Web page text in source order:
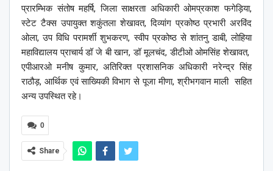
प्रारम्भिक संतोष महर्षि, जिला साक्षरता अधिकारी ओमप्रकाश फगेड़िया,
स्टेट टैक्स उपायुक्त शकुंतला शेखावत, दिव्यांग प्रकोष्ठ प्रभारी अरविंद
ओला, उप विधि परामर्शी शुभकरण, स्वीप प्रकोष्ठ से शांतनु डाबी, लोहिया
महाविद्यालय प्राचार्य डॉ जे बी खान, डॉ मूलचंद, डीटीओ ओमसिंह शेखावत,
एपीआरओ मनीष कुमार, अतिरिक्त प्रशासनिक अधिकारी नरेन्द्र सिंह
राठौड़, आर्थिक एवं साख्यिकी विभाग से पूजा मीणा, श्रीभगवान माली सहित
अन्य उपस्थित रहे।
0
Share